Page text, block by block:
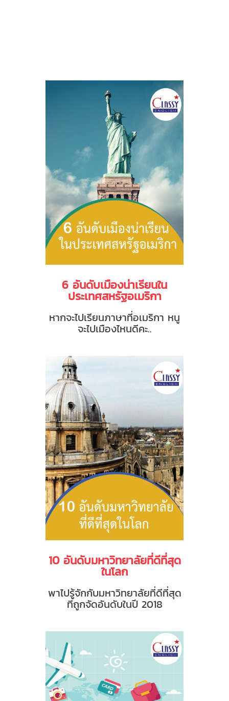
6 อันดับเมืองน่าเรียนใน
ประเทศสหรัฐอเมริกา
หากจะไปเรียนภาษาที่อเมริกา หนู
จะไปเมืองไหนดีคะ..
10 อันดับมหาวิทยาลัยที่ดีที่สุด
ในโลก
พาไปรู้จักกับมหาวิทยาลัยที่ดีที่สุด
ที่ถูกจัดอันดับในปี 2018